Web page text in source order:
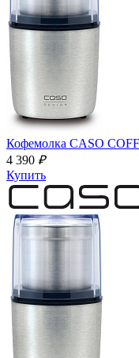
Кофемолка CASO
4 390 ₽
Купить